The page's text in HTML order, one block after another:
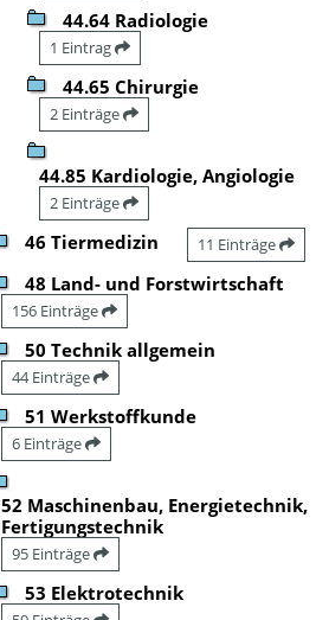
44.64 Radiologie
1 Eintrag
44.65 Chirurgie
2 Einträge
44.85 Kardiologie, Angiologie
2 Einträge
46 Tiermedizin 11 Einträge
48 Land- und Forstwirtschaft
156 Einträge
50 Technik allgemein
44 Einträge
51 Werkstoffkunde
6 Einträge
52 Maschinenbau, Energietechnik,
Fertigungstechnik
95 Einträge
53 Elektrotechnik